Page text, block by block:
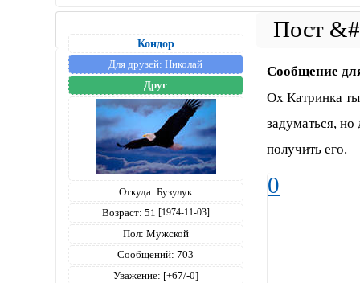
Кондор
Для друзей: Николай
Друг
Откуда: Бузулук
Возраст: 51 [1974-11-03]
Пол: Мужской
Сообщений: 703
Уважение: [+67/-0]
Сообщение
Ох Катринка ты
задуматься,
получить его.
0